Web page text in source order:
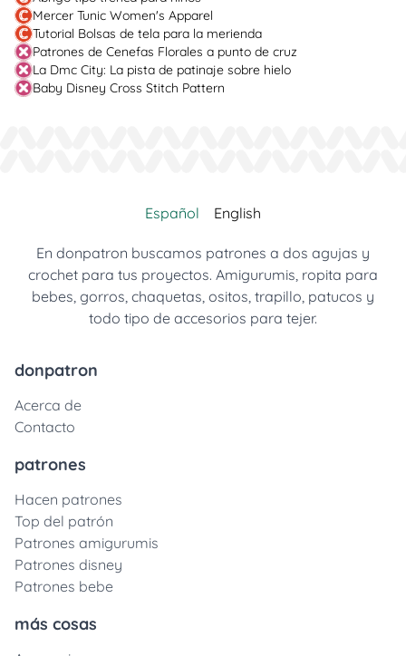
Mercer Tunic Women's Apparel
Tutorial Bolsas de tela para la merienda
Patrones de Cenefas Florales a punto de cruz
La Dmc City: La pista de patinaje sobre hielo
Baby Disney Cross Stitch Pattern
Español English
En donpatron buscamos patrones a dos agujas y
crochet para tus proyectos. Amigurumis, ropita para
bebes, gorros, chaquetas, ositos, trapillo, patucos y
todo tipo de accesorios para tejer.
donpatron
Acerca de
Contacto
patrones
Hacen patrones
Top del patrón
Patrones amigurumis
Patrones disney
Patrones bebe
más cosas